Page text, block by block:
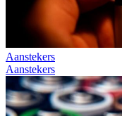
Aanstekers
Aanstekers